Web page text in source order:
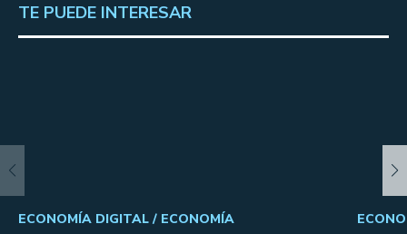
TE PUEDE INTERESAR
ECONOMÍA DIGITAL / ECONOMÍA